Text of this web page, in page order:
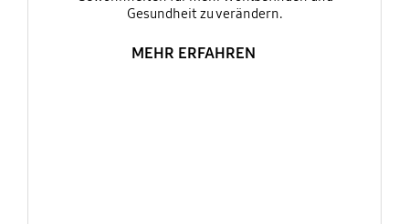
Gesundheit zu verändern.
MEHR ERFAHREN